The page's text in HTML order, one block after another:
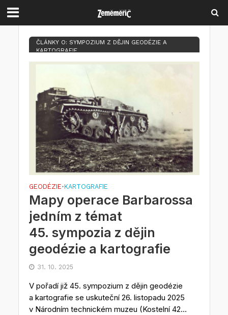
ČLÁNKY O: SYMPOZIUM Z DĚJIN GEODÉZIE A
KARTOGRAFIE
GEODÉZIE•KARTOGRAFIE
Mapy operace Barbarossa
jedním z témat
45. sympozia z dějin
geodézie a kartografie
31. 10. 2025
V pořadí již 45. sympozium z dějin geodézie
a kartografie se uskuteční 26. listopadu 2025
v Národním technickém muzeu (Kostelní 42...